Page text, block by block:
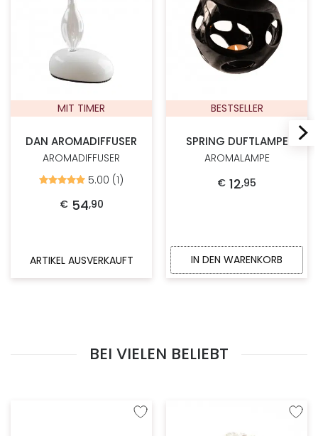
MIT TIMER
DAN AROMADIFFUSER
AROMADIFFUSER
Bewertet
5.00
von
5.00 (1)
€ 54,90
ARTIKEL AUSVERKAUFT
BESTSELLER
SPRING DUFTLAMPE
AROMALAMPE
€ 12,95
IN DEN WARENKORB
BEI VIELEN BELIEBT
Zur Wunschliste hinzufügen Zur